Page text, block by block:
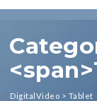
DigitalVideo > Tablet